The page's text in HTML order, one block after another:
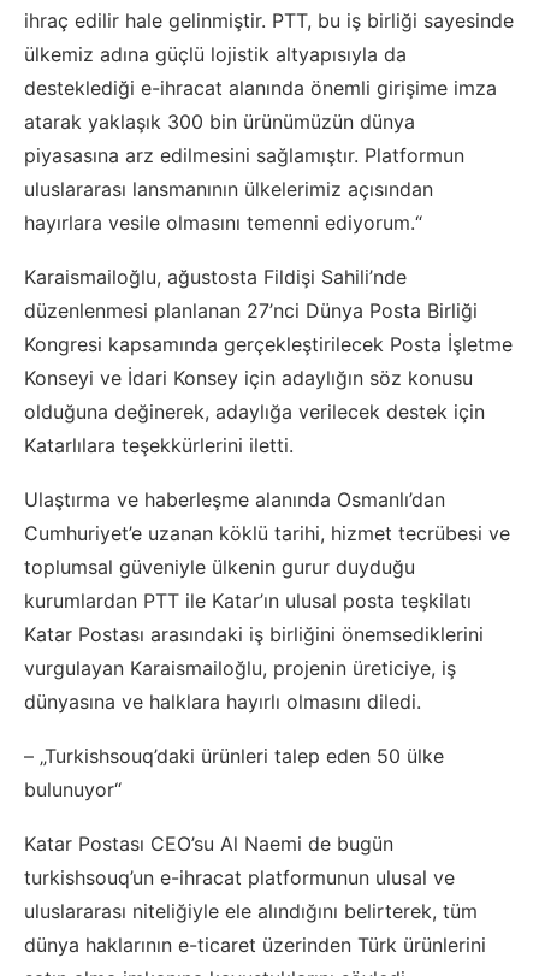
ihraç edilir hale gelinmiştir. PTT, bu iş birliği sayesinde
ülkemiz adına güçlü lojistik altyapısıyla da
desteklediği e-ihracat alanında önemli girişime imza
atarak yaklaşık 300 bin ürünümüzün dünya
piyasasına arz edilmesini sağlamıştır. Platformun
uluslararası lansmanının ülkelerimiz açısından
hayırlara vesile olmasını temenni ediyorum.“
Karaismailoğlu, ağustosta Fildişi Sahili’nde
düzenlenmesi planlanan 27’nci Dünya Posta Birliği
Kongresi kapsamında gerçekleştirilecek Posta İşletme
Konseyi ve İdari Konsey için adaylığın söz konusu
olduğuna değinerek, adaylığa verilecek destek için
Katarlılara teşekkürlerini iletti.
Ulaştırma ve haberleşme alanında Osmanlı’dan
Cumhuriyet’e uzanan köklü tarihi, hizmet tecrübesi ve
toplumsal güveniyle ülkenin gurur duyduğu
kurumlardan PTT ile Katar’ın ulusal posta teşkilatı
Katar Postası arasındaki iş birliğini önemsediklerini
vurgulayan Karaismailoğlu, projenin üreticiye, iş
dünyasına ve halklara hayırlı olmasını diledi.
– „Turkishsouq’daki ürünleri talep eden 50 ülke
bulunuyor“
Katar Postası CEO’su Al Naemi de bugün
turkishsouq’un e-ihracat platformunun ulusal ve
uluslararası niteliğiyle ele alındığını belirterek, tüm
dünya haklarının e-ticaret üzerinden Türk ürünlerini